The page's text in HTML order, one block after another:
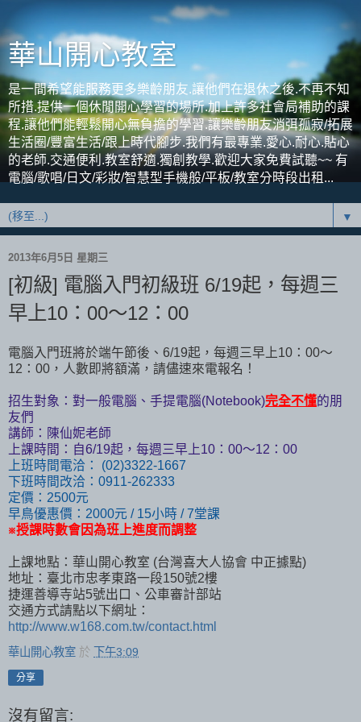
華山開心教室
是一間希望能服務更多樂齡朋友.讓他們在退休之後.不再不知
所措.提供一個休閒開心學習的場所.加上許多社會局補助的課
程.讓他們能輕鬆開心無負擔的學習.讓樂齡朋友消弭孤寂/拓展
生活圈/豐富生活/跟上時代腳步.我們有最專業.愛心.耐心.貼心
的老師.交通便利.教室舒適.獨創教學.歡迎大家免費試聽~~ 有
電腦/歌唱/日文/彩妝/智慧型手機般/平板/教室分時段出租...
▼
2013年6月5日 星期三
[初級] 電腦入門初級班 6/19起，每週三
早上10：00～12：00
電腦入門班將於端午節後、6/19起，每週三早上10：00～
12：00，人數即將額滿，請儘速來電報名！
招生對象：對一般電腦、手提電腦(Notebook)完全不懂的朋
友們
講師：陳仙妮老師
上課時間：自6/19起，每週三早上10：00～12：00
上班時間電洽： (02)3322-1667
下班時間改洽：0911-262333
定價：2500元
早鳥優惠價：2000元 / 15小時 / 7堂課
※授課時數會因為班上進度而調整
上課地點：華山開心教室 (台灣喜大人協會 中正據點)
地址：臺北市忠孝東路一段150號2樓
捷運善導寺站5號出口、公車審計部站
交通方式請點以下網址：
http://www.w168.com.tw/contact.html
華山開心教室 於 下午3:09
分享
沒有留言: